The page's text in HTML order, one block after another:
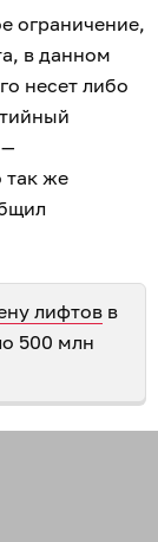
ограничение,
в данном
несет либо
так же
лифтов в
500 млн